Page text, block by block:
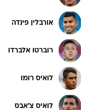
אורבלין פינדה
רוברטו אלברדו
לואיס רומו
לואיס צ'אבס